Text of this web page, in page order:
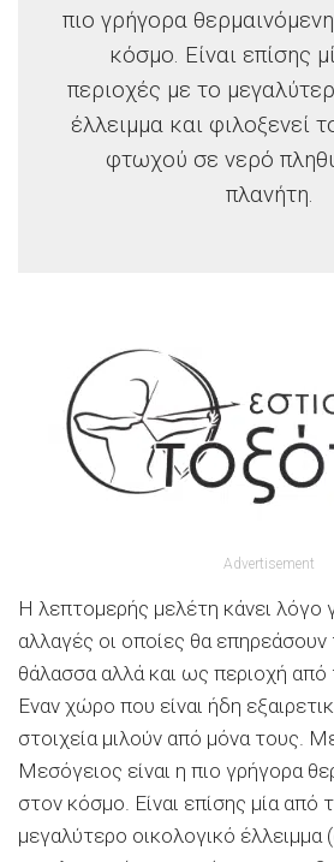
πιο γρήγορα
κόσμο. Είναι επίσης
περιοχές με το
έλλειμμα και φιλοξενεί
φτωχού σε νερό
πλανήτη.
Advertisement
Η λεπτομερής μελέτη κάνει λόγο
αλλαγές οι οποίες θα
θάλασσα αλλά και ως περιοχή
Εναν χώρο που είναι ήδη
στοιχεία μιλούν από μόνα τους.
Μεσόγειος είναι η πιο γρήγορα
στον κόσμο. Είναι επίσης μία από
μεγαλύτερο οικολογικό έλλειμμα